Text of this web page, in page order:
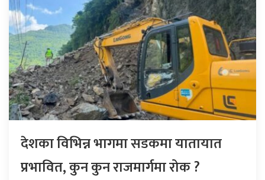
देशका विभिन्न भागमा सडकमा यातायात
प्रभावित, कुन कुन राजमार्गमा रोक ?